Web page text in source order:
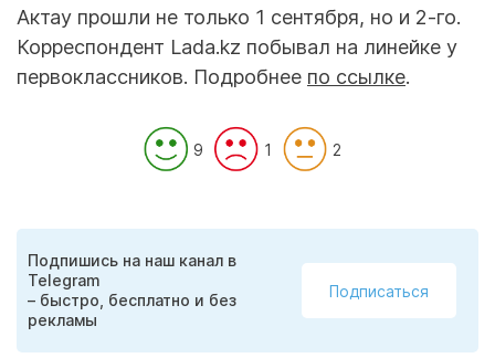
Актау прошли не только 1 сентября, но и 2-го.
Корреспондент Lada.kz побывал на линейке у
первоклассников. Подробнее по ссылке.
9 1 2
Подпишись на наш канал в
Telegram
– быстро, бесплатно и без
рекламы
Подписаться